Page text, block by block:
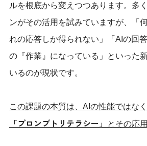
ルを根底から変えつつあります。多
ンがその活用を試みていますが、「
れの応答しか得られない」「AIの回
の『作業』になっている」といった
いるのが現状です。
この課題の本質は、AIの性能ではな
「プロンプトリテラシー」 とその応